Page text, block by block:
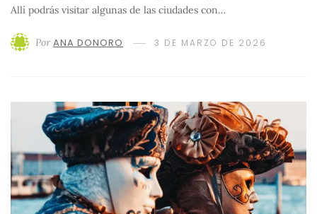
Allí podrás visitar algunas de las ciudades con…
Por ANA DONORO 3 DE MARZO DE 2026